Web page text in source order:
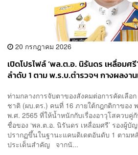
20 กรกฎาคม 2026
เปิดโปรไฟล์ ‘พล.ต.อ. นิรันดร เหลื่อมศ
ลำดับ 1 ตาม พ.ร.บ.ตำรวจฯ กางผลง
ท่ามกลางการจับตาของสังคมต่อการคัดเลือ
ชาติ (ผบ.ตร.) คนที่ 16 ภายใต้กฎกติกาของ
พ.ศ. 2565 ที่ให้น้ำหนักกับเรื่องอาวุโสควบคู่
ชื่อของ ‘พล.ต.อ. นิรันดร เหลื่อมศรี’ รองผู้บั
ปรากฏขึ้นในฐานะแคนดิเดตอันดับ 1 ตามห
ประเด็นสำคัญ จากนั...